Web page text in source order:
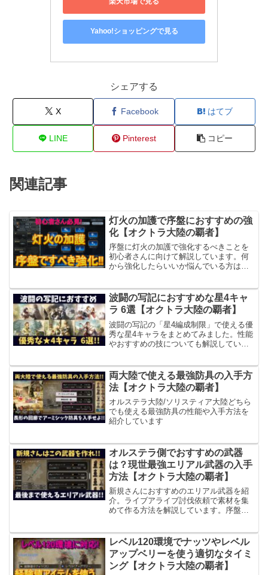
Yahoo!ショッピングで見る
シェアする
X Facebook はてブ
LINE Pinterest コピー
関連記事
灯火の加護で序盤におすすめの強
化【オクトラ大陸の覇者】
序盤に灯火の加護で強化するべきことを
初心者さんに向けて解説しています。何
から強化したらいいか悩んでいる方はぜ
波闘の写記におすすめな星4キャ
ラ 6選【オクトラ大陸の覇者】
波闘の写記の「星4編成制限」で使える優
秀な星4キャラをまとめてみました。性能
やおすすめの技についても解説していま
を狙ってみましょう
両大陸で使える最強防具の入手方
法【オクトラ大陸の覇者】
オルステラ大陸/ソリスティア大陸どちら
でも使える最強防具の性能や入手方法を
紹介しています
オルステラ側でおすすめの武器
は？現世最強エリアル武器の入手
方法【オクトラ大陸の覇者】
新規さんにおすすめのエリアル武器を紹
介。ライブアライブ討伐依頼で素材を集
めて作る方法を解説しています。序盤か
レベル120環境でナッツやレベル
アップベリーを使う適切なタイミ
ング【オクトラ大陸の覇者】